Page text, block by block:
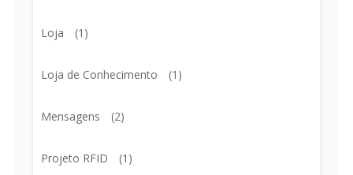
Loja (1)
Loja de Conhecimento (1)
Mensagens (2)
Projeto RFID (1)